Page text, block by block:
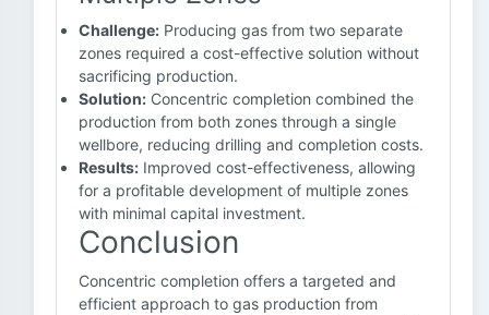
Challenge: Producing gas from two separate
zones required a cost-effective solution without
sacrificing production.
Solution: Concentric completion combined the
production from both zones through a single
wellbore, reducing drilling and completion costs.
Results: Improved cost-effectiveness, allowing
for a profitable development of multiple zones
with minimal capital investment.
Conclusion
Concentric completion offers a targeted and
efficient approach to gas production from